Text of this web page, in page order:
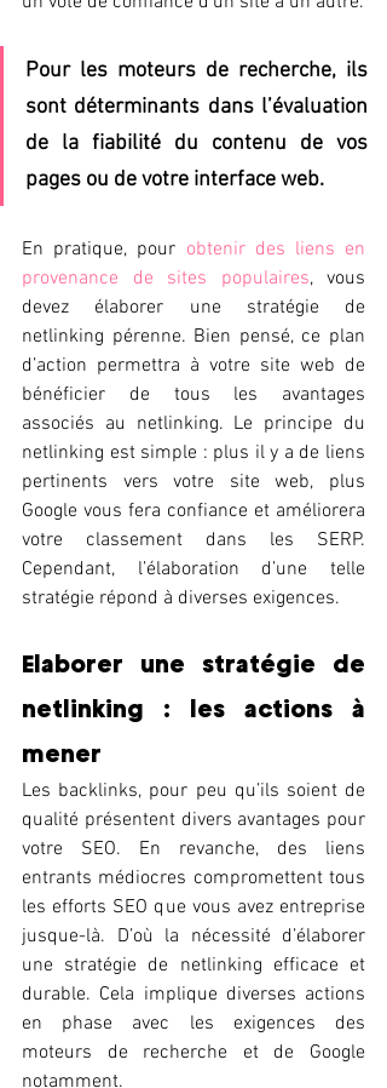
Pour les moteurs de recherche, ils
sont déterminants dans l’évaluation
de la fiabilité du contenu de vos
pages ou de votre interface web.
En pratique, pour obtenir des liens en
provenance de sites populaires, vous
devez élaborer une stratégie de
netlinking pérenne. Bien pensé, ce plan
d’action permettra à votre site web de
bénéficier de tous les avantages
associés au netlinking. Le principe du
netlinking est simple : plus il y a de liens
pertinents vers votre site web, plus
Google vous fera confiance et améliorera
votre classement dans les SERP.
Cependant, l’élaboration d’une telle
stratégie répond à diverses exigences.
Elaborer une stratégie de
netlinking : les actions à
mener
Les backlinks, pour peu qu’ils soient de
qualité présentent divers avantages pour
votre SEO. En revanche, des liens
entrants médiocres compromettent tous
les efforts SEO que vous avez entreprise
jusque-là. D’où la nécessité d’élaborer
une stratégie de netlinking efficace et
durable. Cela implique diverses actions
en phase avec les exigences des
moteurs de recherche et de Google
notamment.